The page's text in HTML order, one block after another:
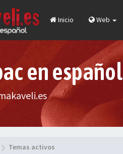
Inicio Web
en español
Temas activos